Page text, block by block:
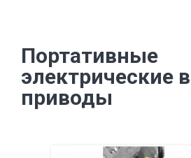
Портативные
электрические
приводы